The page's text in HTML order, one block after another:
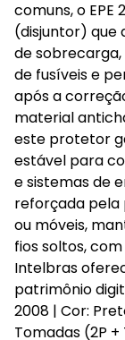
comuns, o
(disjuntor) que
de
de fusíveis e
após a
material
este protetor
estável para
e sistemas de
reforçada pela
ou móveis,
fios soltos,
Intelbras
patrimônio
2008 | Cor:
Tomadas (2P +